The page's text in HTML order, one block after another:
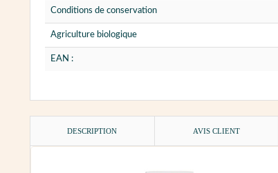
Conditions de conservation
Agriculture biologique
EAN :
DESCRIPTION AVIS CLIENT